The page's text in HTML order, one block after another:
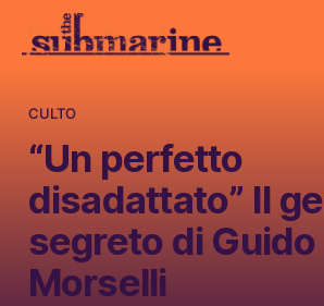
CULTO
“Un perfetto
disadattato” Il
segreto di Guido
Morselli